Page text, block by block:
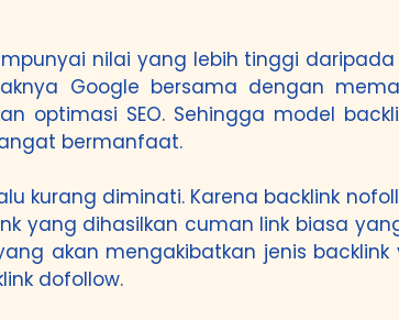
nilai yang lebih tinggi
Google bersama dengan
optimasi SEO. Sehingga model
bermanfaat.
kurang diminati. Karena backlink
yang dihasilkan cuman link biasa
akan mengakibatkan jenis
dofollow.